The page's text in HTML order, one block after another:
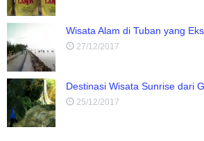
Wisata Alam di Tuban yang
27/12/2017
Destinasi Wisata Sunrise dari
25/12/2017